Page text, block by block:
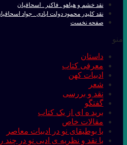
نقد خشم و هیاهو . فاکنر . اسحاقیان
نقد کلیدر محمود دولت ابادی . جواد
صفحه نخست
منو
داستان
معرفی کتاب
ادبیات کهن
شعر
نقد و بررسی
گفتگو
برید ه ای از یک کتاب
مقالات خاص
با بوطیقای نو در ادبیات معاصر
با نقد و نظریه ی ادبی نو در